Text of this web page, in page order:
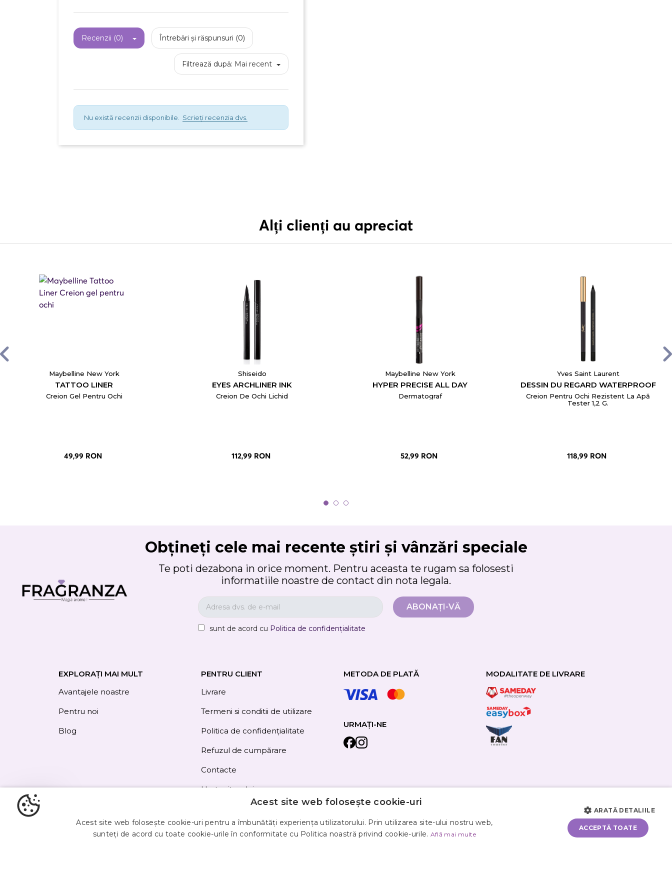
Recenzii (0) Întrebări și răspunsuri (0)
Filtrează după: Mai recent
Nu există recenzii disponibile. Scrieți recenzia dvs.
Alți clienți au apreciat
Maybelline New York
TATTOO LINER
Creion Gel Pentru Ochi
49,99 RON
Shiseido
EYES ARCHLINER INK
Creion De Ochi Lichid
112,99 RON
Maybelline New York
HYPER PRECISE ALL DAY
Dermatograf
52,99 RON
Yves Saint Laurent
DESSIN DU REGARD WATERPROOF
Creion Pentru Ochi Rezistent La Apă
Tester 1,2 G.
118,99 RON
Obțineți cele mai recente știri și vânzări speciale
Te poti dezabona in orice moment. Pentru aceasta te rugam sa folosesti
informatiile noastre de contact din nota legala.
sunt de acord cu Politica de confidențialitate
EXPLORAȚI MAI MULT
Avantajele noastre
Pentru noi
Blog
PENTRU CLIENT
Livrare
Termeni si conditii de utilizare
Politica de confidențialitate
Refuzul de cumpărare
Contacte
Harta site-ului
METODA DE PLATĂ
URMAȚI-NE
MODALITATE DE LIVRARE
Acest site web folosește cookie-uri
Acest site web folosește cookie-uri pentru a îmbunătăți experiența utilizatorului. Prin utilizarea site-ului nostru web,
sunteți de acord cu toate cookie-urile în conformitate cu Politica noastră privind cookie-urile. Află mai multe
ACCEPTĂ TOATE
ARATĂ DETALIILE
Obțineți
5%